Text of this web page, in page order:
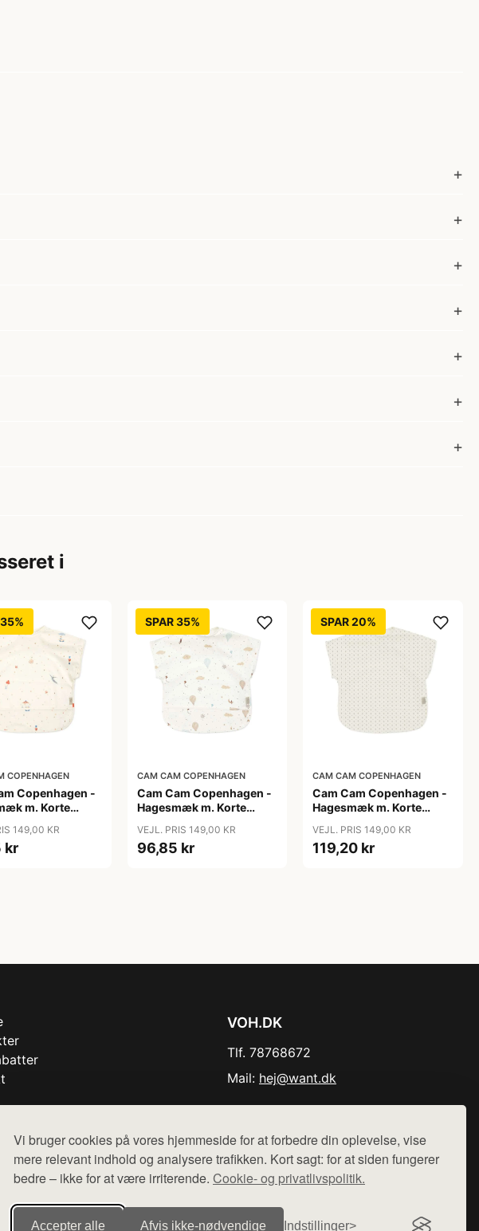
Vi bruger cookies på vores hjemmeside for at forbedre din oplevelse, vise
mere relevant indhold og analysere trafikken. Kort sagt: for at siden fungerer
bedre – ikke for at være irriterende. Cookie- og privatlivspolitik.
Accepter alle Afvis ikke‑nødvendige Indstillinger
i
COPENHAGEN
Copenhagen -
m. Korte
149,00 KR
kr
SPAR 35%
CAM CAM COPENHAGEN
Cam Cam Copenhagen -
Hagesmæk m. Korte
VEJL. PRIS 149,00 KR
96,85 kr
SPAR 20%
CAM CAM COPENHAGEN
Cam Cam Copenhagen -
Hagesmæk m. Korte
VEJL. PRIS 149,00 KR
119,20 kr
VOH.DK
Tlf. 78768672
Mail: hej@want.dk
diverse webshops. Der sælges ikke varer fra denne side - vi henviser til de shops,